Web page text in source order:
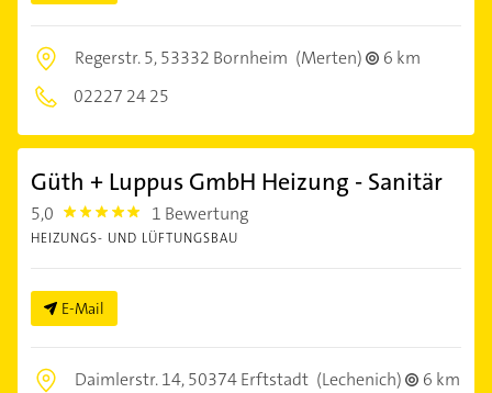
Regerstr. 5,53332 Bornheim (Merten)
6 km
02227 24 25
Güth + Luppus GmbH Heizung - Sanitär
5,0 5.0 1 Bewertung
HEIZUNGS- UND LÜFTUNGSBAU
E-Mail
Daimlerstr. 14,50374 Erftstadt (Lechenich)
6 km